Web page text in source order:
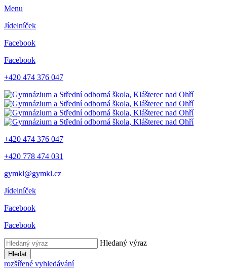
Menu
Jídelníček
Facebook
Facebook
+420 474 376 047
+420 474 376 047
+420 778 474 031
gymkl@gymkl.cz
Jídelníček
Facebook
Facebook
Hledaný výraz
Hledat
rozšířené vyhledávání